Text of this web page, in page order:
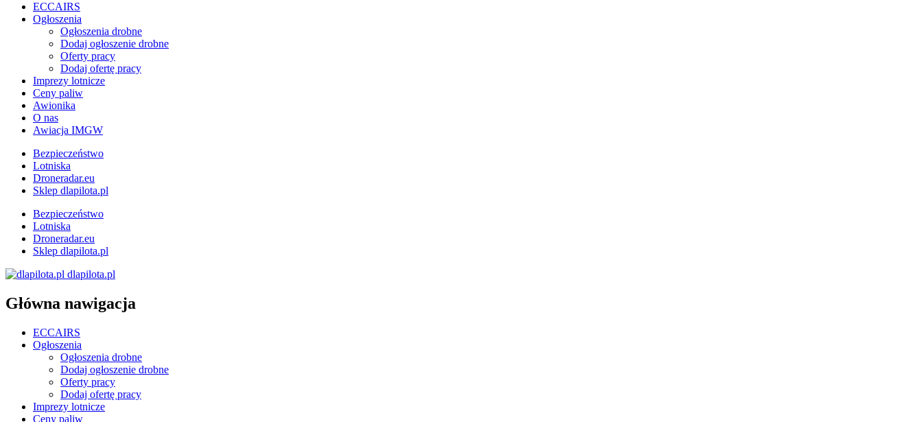
ECCAIRS
Ogłoszenia
Ogłoszenia drobne
Dodaj ogłoszenie drobne
Oferty pracy
Dodaj ofertę pracy
Imprezy lotnicze
Ceny paliw
Awionika
O nas
Awiacja IMGW
Bezpieczeństwo
Lotniska
Droneradar.eu
Sklep dlapilota.pl
Bezpieczeństwo
Lotniska
Droneradar.eu
Sklep dlapilota.pl
dlapilota.pl
Główna nawigacja
ECCAIRS
Ogłoszenia
Ogłoszenia drobne
Dodaj ogłoszenie drobne
Oferty pracy
Dodaj ofertę pracy
Imprezy lotnicze
Ceny paliw